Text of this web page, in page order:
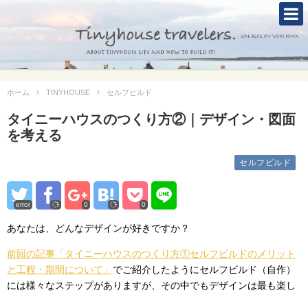
ホーム TINYHOUSE セルフビルド
タイニーハウスのつくり方②｜デザイン・図面
を考える
セルフビルド
error 0 0
あなたは、どんなデザインが好きですか？
前回の記事「タイニーハウスのつくり方①セルフビルドのメリット
と工程・期間について」 でご紹介したようにセルフビルド（自作）
には様々なステップがありますが、その中でもデザインは最も楽し
ABOUT
タイニーハウスとは
BLOG